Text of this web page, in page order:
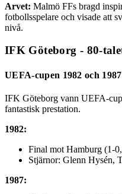
Arvet: Malmö FFs bragd
fotbollsspelare och visade att
nivå.
IFK Göteborg - 80-
UEFA-cupen 1982 och 1987
IFK Göteborg vann UEFA-
fantastisk prestation.
1982:
Final mot Hamburg (1-
Stjärnor: Glenn Hysén,
1987: